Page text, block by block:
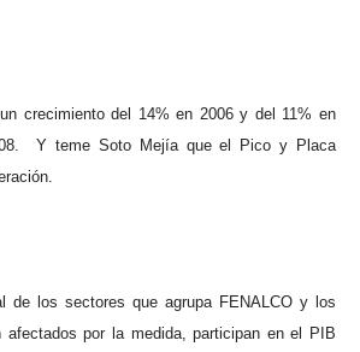
crecimiento del 14% en 2006 y del 11% en
Y teme Soto Mejía que el Pico y Placa
de los sectores que agrupa FENALCO y los
afectados por la medida, participan en el PIB